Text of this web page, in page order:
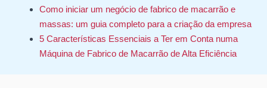
Como iniciar um negócio de fabrico de macarrão e
massas: um guia completo para a criação da empresa
5 Características Essenciais a Ter em Conta numa
Máquina de Fabrico de Macarrão de Alta Eficiência